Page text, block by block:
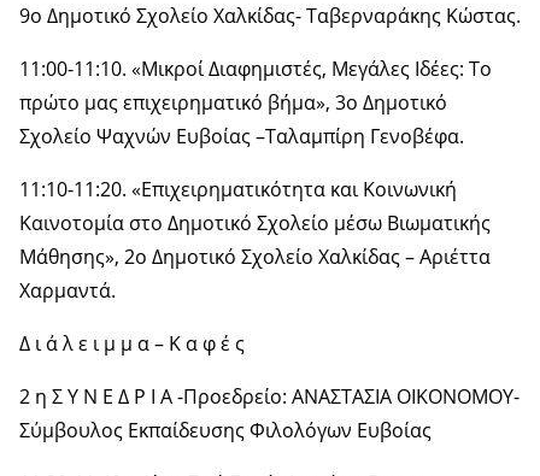
9ο Δημοτικό Σχολείο Χαλκίδας- Ταβερναράκης Κώστας.
11:00-11:10. «Μικροί Διαφημιστές, Μεγάλες Ιδέες: Το
πρώτο μας επιχειρηματικό βήμα», 3ο Δημοτικό
Σχολείο Ψαχνών Ευβοίας –Ταλαμπίρη Γενοβέφα.
11:10-11:20. «Επιχειρηματικότητα και Κοινωνική
Καινοτομία στο Δημοτικό Σχολείο μέσω Βιωματικής
Μάθησης», 2ο Δημοτικό Σχολείο Χαλκίδας – Αριέττα
Χαρμαντά.
Δ ι ά λ ε ι μ μ α – Κ α φ έ ς
2 η Σ Υ Ν Ε Δ Ρ Ι Α -Προεδρείο: ΑΝΑΣΤΑΣΙΑ ΟΙΚΟΝΟΜΟΥ-
Σύμβουλος Εκπαίδευσης Φιλολόγων Ευβοίας